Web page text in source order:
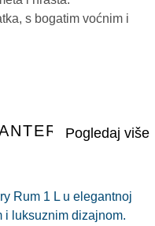
s bogatim voćnim i